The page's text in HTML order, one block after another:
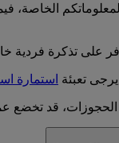
الخاصة،
تذكرة فردية
تعبئة استمارة
قد تخضع